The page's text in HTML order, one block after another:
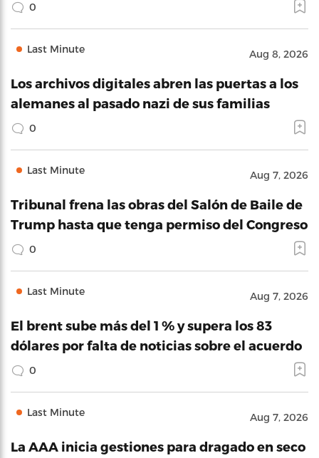
0
Last Minute Aug 8, 2026
Los archivos digitales abren las puertas a los
alemanes al pasado nazi de sus familias
0
Last Minute Aug 7, 2026
Tribunal frena las obras del Salón de Baile de
Trump hasta que tenga permiso del Congreso
0
Last Minute Aug 7, 2026
El brent sube más del 1 % y supera los 83
dólares por falta de noticias sobre el acuerdo
0
Last Minute Aug 7, 2026
La AAA inicia gestiones para dragado en seco